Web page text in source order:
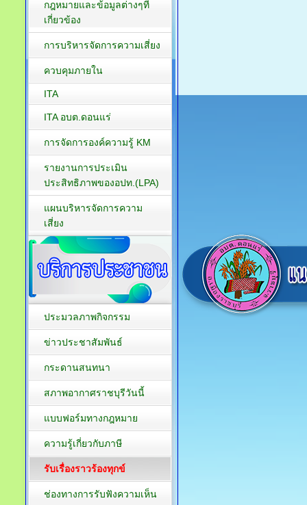
กฎหมายและข้อมูลต่างๆที่
เกี่ยวข้อง
การบริหารจัดการความเสี่ยง
ควบคุมภายใน
ITA
ITA อบต.ดอนแร่
การจัดการองค์ความรู้ KM
รายงานการประเมิน
ประสิทธิภาพของอปท.(LPA)
แผนบริหารจัดการความ
เสี่ยง
ประมวลภาพกิจกรรม
ข่าวประชาสัมพันธ์
กระดานสนทนา
สภาพอากาศราชบุรีวันนี้
แบบฟอร์มทางกฎหมาย
ความรู้เกี่ยวกับภาษี
รับเรื่องราวร้องทุกข์
ช่องทางการรับฟังความเห็น